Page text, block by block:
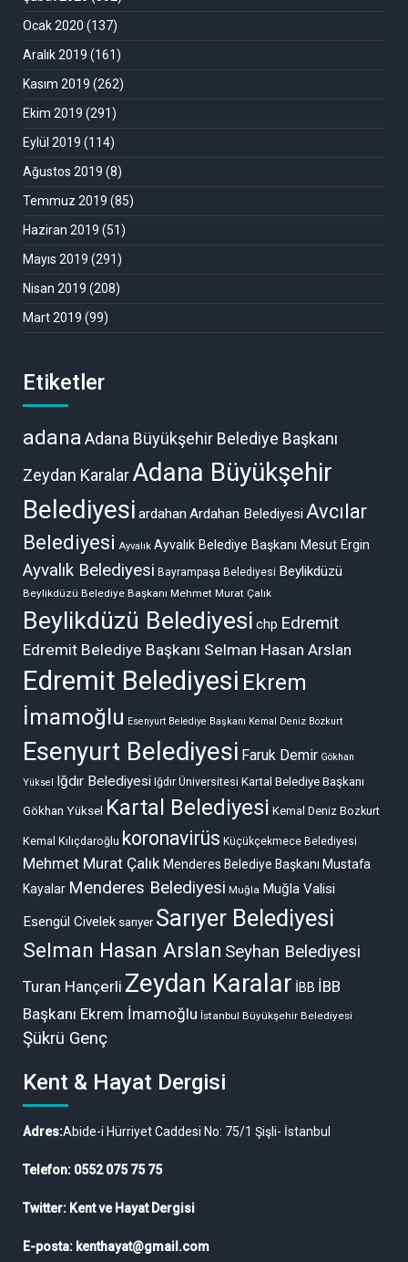
Ocak 2020 (137)
Aralık 2019 (161)
Kasım 2019 (262)
Ekim 2019 (291)
Eylül 2019 (114)
Ağustos 2019 (8)
Temmuz 2019 (85)
Haziran 2019 (51)
Mayıs 2019 (291)
Nisan 2019 (208)
Mart 2019 (99)
Etiketler
adanaAdana Büyükşehir Belediye Başkanı
Zeydan KaralarAdana Büyükşehir
Belediyesi ardahan Ardahan Belediyesi Avcılar
Belediyesi Ayvalık Ayvalık Belediye Başkanı Mesut Ergin
Ayvalık Belediyesi Bayrampaşa Belediyesi Beylikdüzü
Beylikdüzü Belediye Başkanı Mehmet Murat Çalık
Beylikdüzü Belediyesi chp Edremit
Edremit Belediye Başkanı Selman Hasan Arslan
Edremit Belediyesi Ekrem
İmamoğlu Esenyurt Belediye Başkanı Kemal Deniz Bozkurt
Esenyurt Belediyesi Faruk Demir Gökhan
Yüksel Iğdır Belediyesi Iğdır Üniversitesi Kartal Belediye Başkanı
Gökhan Yüksel Kartal Belediyesi Kemal Deniz Bozkurt
Kemal Kılıçdaroğlu koronavirüs Küçükçekmece Belediyesi
Mehmet Murat Çalık Menderes Belediye Başkanı Mustafa
Kayalar Menderes Belediyesi Muğla Muğla Valisi
Esengül Civelek sarıyer Sarıyer Belediyesi
Selman Hasan Arslan Seyhan Belediyesi
Turan Hançerli Zeydan Karalar İBB İBB
Başkanı Ekrem İmamoğlu İstanbul Büyükşehir Belediyesi
Şükrü Genç
Kent & Hayat Dergisi
Adres:Abide-i Hürriyet Caddesi No: 75/1 Şişli- İstanbul
Telefon: 0552 075 75 75
Twitter: Kent ve Hayat Dergisi
E-posta: kenthayat@gmail.com